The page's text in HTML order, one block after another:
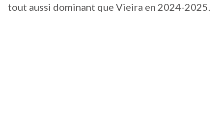
tout aussi dominant que Vieira en 2024-2025.